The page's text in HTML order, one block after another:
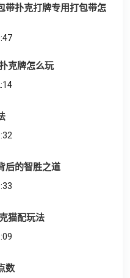
带扑克打牌专用打包带怎
克牌怎么玩
后的智胜之道
猫配玩法
数